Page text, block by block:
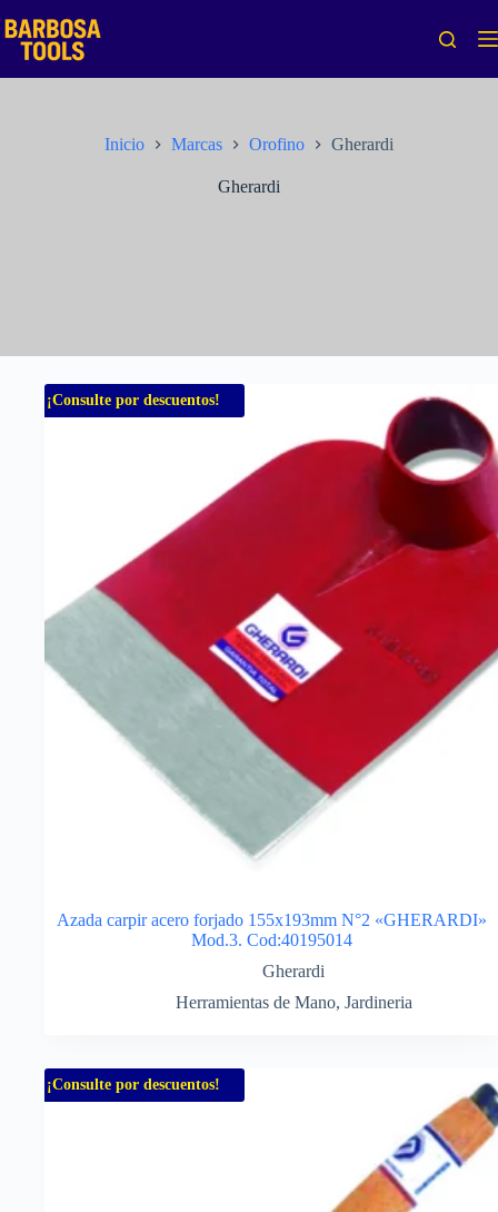
al
contenido
Inicio Marcas Orofino Gherardi
Gherardi
¡Consulte por descuentos!
Azada carpir acero forjado 155x193mm N°2 «GHERARDI»
Mod.3. Cod:40195014
Gherardi
Herramientas de Mano, Jardineria
¡Consulte por descuentos!